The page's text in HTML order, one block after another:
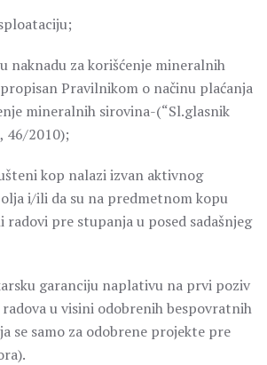
naknadu za korišćenje mineralnih
Pravilnikom o načinu plaćanja
mineralnih sirovina-(“Sl.glasnik
46/2010);
kop nalazi izvan aktivnog
i/ili da su na predmetnom kopu
pre stupanja u posed sadašnjeg
garanciju naplativu na prvi poziv
u visini odobrenih bespovratnih
se samo za odobrene projekte pre